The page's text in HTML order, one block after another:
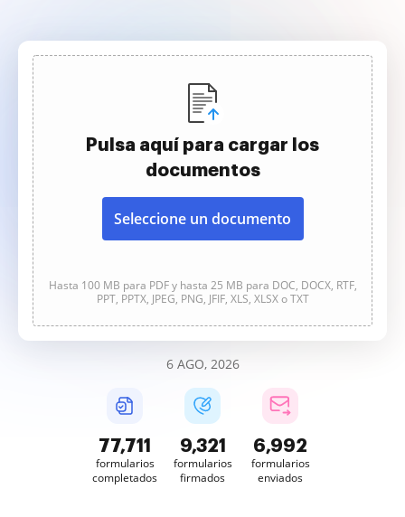
Pulsa aquí para cargar los
documentos
Seleccione un documento
Hasta 100 MB para PDF y hasta 25 MB para DOC, DOCX, RTF,
PPT, PPTX, JPEG, PNG, JFIF, XLS, XLSX o TXT
6 AGO, 2026
77,711
formularios
completados
9,321
formularios
firmados
6,992
formularios
enviados